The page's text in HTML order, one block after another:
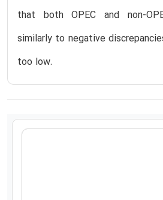
that both OPEC and non-
similarly to negative
too low.